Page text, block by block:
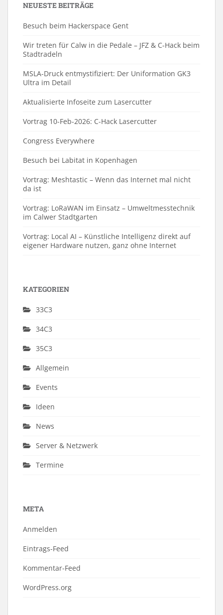
NEUESTE BEITRÄGE
Besuch beim Hackerspace Gent
Wir treten für Calw in die Pedale – JFZ & C-Hack beim
Stadtradeln
MSLA-Druck entmystifiziert: Der Uniformation GK3
Ultra im Detail
Aktualisierte Infoseite zum Lasercutter
Vortrag 10-Feb-2026: C-Hack Lasercutter
Congress Everywhere
Besuch bei Labitat in Kopenhagen
Vortrag: Meshtastic – Wenn das Internet mal nicht
da ist
Vortrag: LoRaWAN im Einsatz – Umweltmesstechnik
im Calwer Stadtgarten
Vortrag: Local AI – Künstliche Intelligenz direkt auf
eigener Hardware nutzen, ganz ohne Internet
KATEGORIEN
33C3
34C3
35C3
Allgemein
Events
Ideen
News
Server & Netzwerk
Termine
META
Anmelden
Eintrags-Feed
Kommentar-Feed
WordPress.org